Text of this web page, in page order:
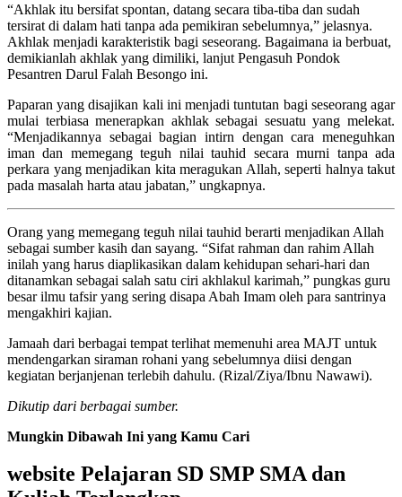
“Akhlak itu bersifat spontan, datang secara tiba-tiba dan sudah
tersirat di dalam hati tanpa ada pemikiran sebelumnya,” jelasnya.
Akhlak menjadi karakteristik bagi seseorang. Bagaimana ia berbuat,
demikianlah akhlak yang dimiliki, lanjut Pengasuh Pondok
Pesantren Darul Falah Besongo ini.
Paparan yang disajikan kali ini menjadi tuntutan bagi seseorang agar
mulai terbiasa menerapkan akhlak sebagai sesuatu yang melekat.
“Menjadikannya sebagai bagian intirn dengan cara meneguhkan
iman dan memegang teguh nilai tauhid secara murni tanpa ada
perkara yang menjadikan kita meragukan Allah, seperti halnya takut
pada masalah harta atau jabatan,” ungkapnya.
Orang yang memegang teguh nilai tauhid berarti menjadikan Allah
sebagai sumber kasih dan sayang. “Sifat rahman dan rahim Allah
inilah yang harus diaplikasikan dalam kehidupan sehari-hari dan
ditanamkan sebagai salah satu ciri akhlakul karimah,” pungkas guru
besar ilmu tafsir yang sering disapa Abah Imam oleh para santrinya
mengakhiri kajian.
Jamaah dari berbagai tempat terlihat memenuhi area MAJT untuk
mendengarkan siraman rohani yang sebelumnya diisi dengan
kegiatan berjanjenan terlebih dahulu. (Rizal/Ziya/Ibnu Nawawi).
Dikutip dari berbagai sumber.
Mungkin Dibawah Ini yang Kamu Cari
website Pelajaran SD SMP SMA dan